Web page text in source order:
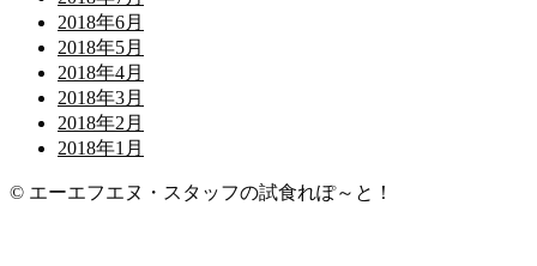
2018年6月
2018年5月
2018年4月
2018年3月
2018年2月
2018年1月
© エーエフエヌ・スタッフの試食れぽ～と！